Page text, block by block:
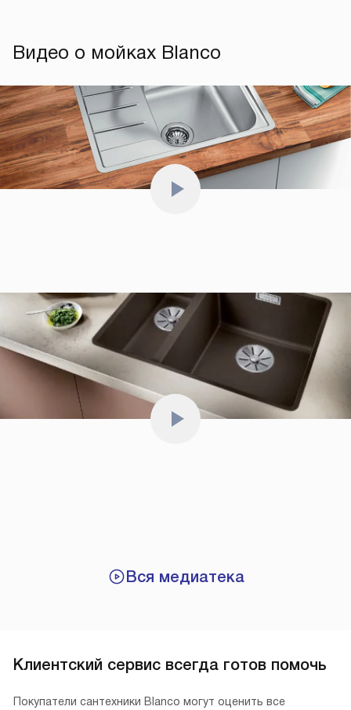
Видео о мойках Blanco
Вся медиатека
Клиентский сервис всегда готов помочь
Покупатели сантехники Blanco могут оценить все